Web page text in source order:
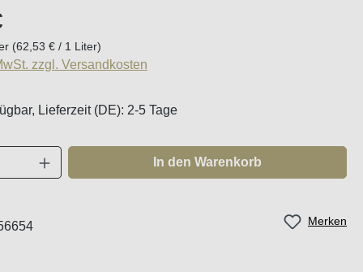
(62,53 € / 1 Liter)
zzgl. Versandkosten
Lieferzeit (DE): 2-5 Tage
Anzahl: Gib den gewünschten Wert ein
In den Warenkorb
Merken